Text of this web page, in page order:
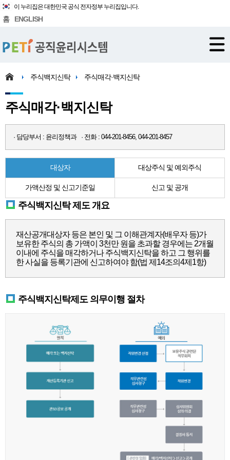
이 누리집은 대한민국 공식 전자정부 누리집입니다.
홈 ENGLISH
주식백지신탁 주식매각·백지신탁
주식매각·백지신탁
· 담당부서 : 윤리정책과 · 전화 : 044-201-8456, 044-201-8457
대상자 대상주식 및 예외주식
가액산정 및 신고기준일 신고 및 공개
주식백지신탁 제도 개요
재산공개대상자 등은 본인 및 그 이해관계자(배우자 등)가
보유한 주식의 총 가액이 3천만 원을 초과할 경우에는 2개월
이내에 주식을 매각하거나 주식백지신탁을 하고 그 행위를
한 사실을 등록기관에 신고하여야 함(법 제14조의4제1항)
주식백지신탁제도 의무이행 절차